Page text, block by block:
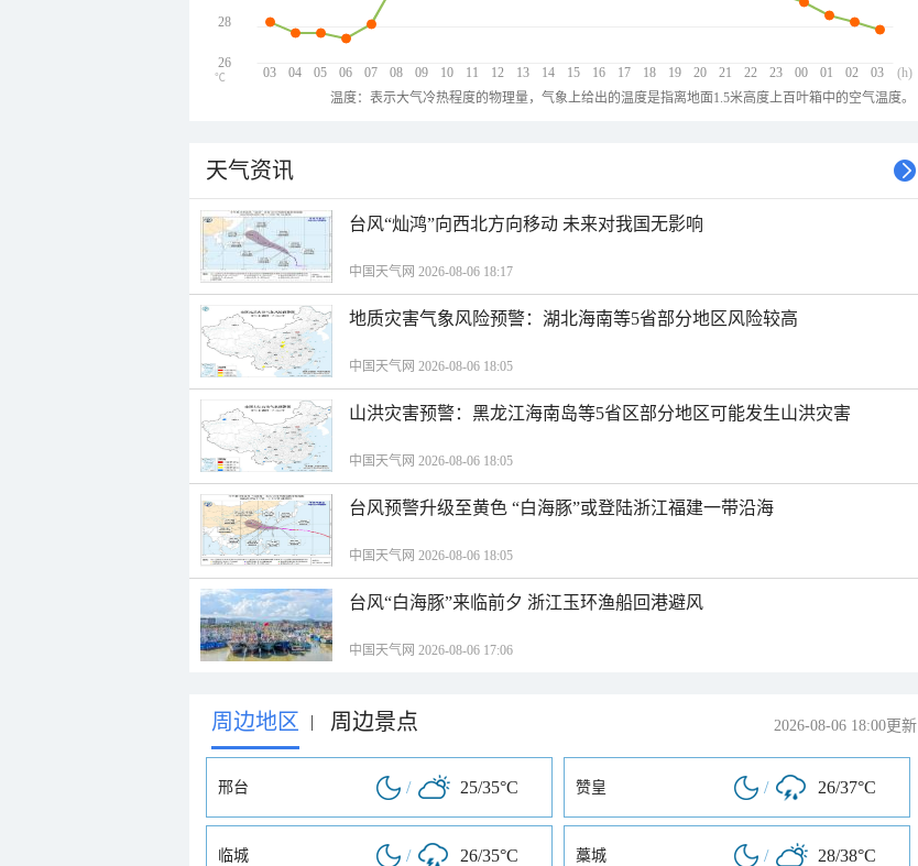
03 04 05 06 07 08 09 10 11 12 13 14 15 16 17 18 19 20 21 22 23 00 01 02 03
28
26
(h)
℃
温度：表示大气冷热程度的物理量，气象上给出的温度是指离地面1.5米高度上百叶箱中的空气温度。
天气资讯
台风“灿鸿”向西北方向移动 未来对我国无影响
中国天气网 2026-08-06 18:17
地质灾害气象风险预警：湖北海南等5省部分地区风险较高
中国天气网 2026-08-06 18:05
山洪灾害预警：黑龙江海南岛等5省区部分地区可能发生山洪灾害
中国天气网 2026-08-06 18:05
台风预警升级至黄色 “白海豚”或登陆浙江福建一带沿海
中国天气网 2026-08-06 18:05
台风“白海豚”来临前夕 浙江玉环渔船回港避风
中国天气网 2026-08-06 17:06
周边地区 | 周边景点 2026-08-06 18:00更新
邢台 / 25/35°C 赞皇 / 26/37°C
临城 / 26/35°C 藁城 / 28/38°C